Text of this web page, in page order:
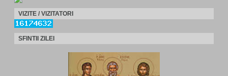
VIZITE / VIZITATORI
SFINTII ZILEI